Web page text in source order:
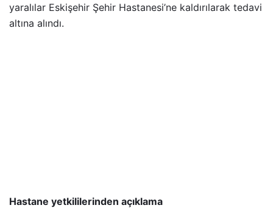
yaralılar Eskişehir Şehir Hastanesi’ne kaldırılarak tedavi
altına alındı.
Hastane yetkililerinden açıklama